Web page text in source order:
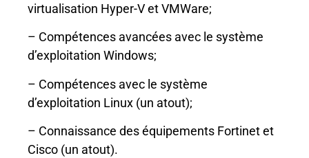
virtualisation Hyper-V et VMWare;
– Compétences avancées avec le système
d’exploitation Windows;
– Compétences avec le système
d’exploitation Linux (un atout);
– Connaissance des équipements Fortinet et
Cisco (un atout).